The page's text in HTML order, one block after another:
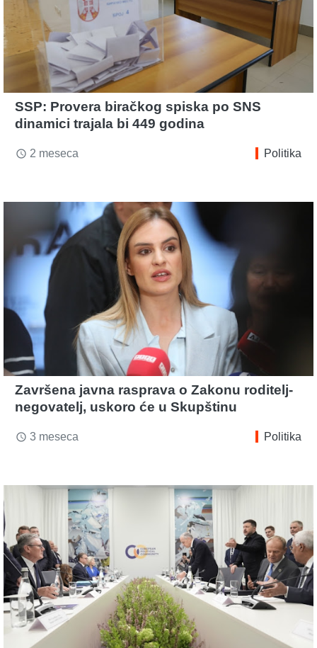
SSP: Provera biračkog spiska po SNS
dinamici trajala bi 449 godina
access_time 2 meseca Politika
Završena javna rasprava o Zakonu roditelj-
negovatelj, uskoro će u Skupštinu
access_time 3 meseca Politika